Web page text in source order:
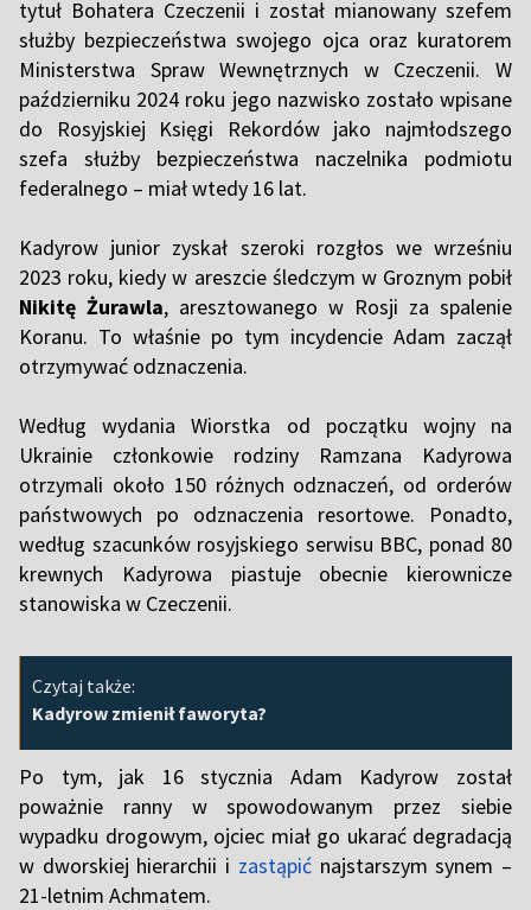
tytuł Bohatera Czeczenii i został mianowany szefem
służby bezpieczeństwa swojego ojca oraz kuratorem
Ministerstwa Spraw Wewnętrznych w Czeczenii. W
październiku 2024 roku jego nazwisko zostało wpisane
do Rosyjskiej Księgi Rekordów jako najmłodszego
szefa służby bezpieczeństwa naczelnika podmiotu
federalnego – miał wtedy 16 lat.
Kadyrow junior zyskał szeroki rozgłos we wrześniu
2023 roku, kiedy w areszcie śledczym w Groznym pobił
Nikitę Żurawla, aresztowanego w Rosji za spalenie
Koranu. To właśnie po tym incydencie Adam zaczął
otrzymywać odznaczenia.
Według wydania Wiorstka od początku wojny na
Ukrainie członkowie rodziny Ramzana Kadyrowa
otrzymali około 150 różnych odznaczeń, od orderów
państwowych po odznaczenia resortowe. Ponadto,
według szacunków rosyjskiego serwisu BBC, ponad 80
krewnych Kadyrowa piastuje obecnie kierownicze
stanowiska w Czeczenii.
Czytaj także:
Kadyrow zmienił faworyta?
Po tym, jak 16 stycznia Adam Kadyrow został
poważnie ranny w spowodowanym przez siebie
wypadku drogowym, ojciec miał go ukarać degradacją
w dworskiej hierarchii i zastąpićnajstarszym synem –
21-letnim Achmatem.